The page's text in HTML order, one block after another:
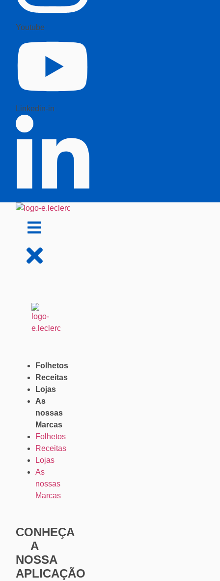
Youtube
Linkedin-in
Folhetos
Receitas
Lojas
As
nossas
Marcas
Folhetos
Receitas
Lojas
As
nossas
Marcas
CONHEÇA
A
NOSSA
APLICAÇÃO